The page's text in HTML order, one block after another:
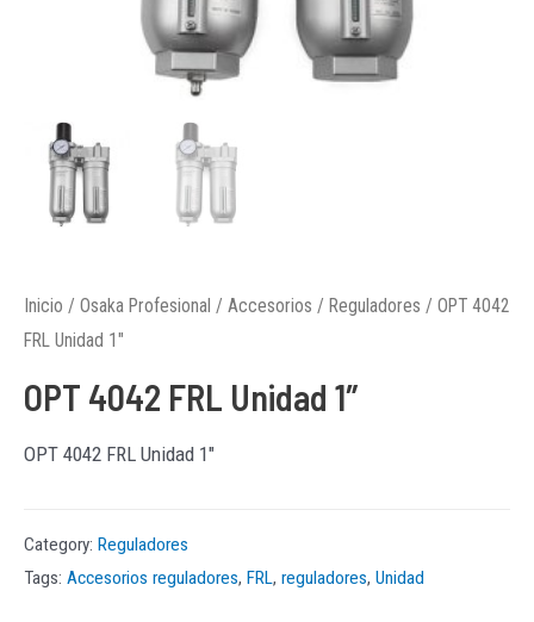
Inicio / Osaka Profesional / Accesorios / Reguladores / OPT 4042
FRL Unidad 1″
OPT 4042 FRL Unidad 1″
OPT 4042 FRL Unidad 1″
Category: Reguladores
Tags: Accesorios reguladores, FRL, reguladores, Unidad